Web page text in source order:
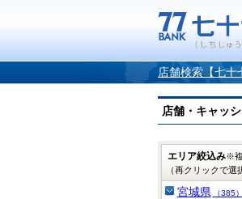
店舗検索【七十
店舗・キャッ
エリア絞込み※複
（再クリックで選
宮城県 （385）